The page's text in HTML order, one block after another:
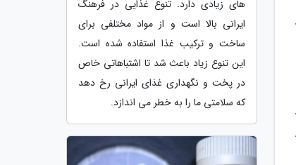
های زیادی دارد. تنوع غذایی در فرهنگ
ایرانی بالا است و از مواد مختلفی برای
ساخت و ترکیب غذا استفاده شده است.
این تنوع زیاد باعث شد تا اشتباهاتی خاص
در پخت و نگهداری غذای ایرانی رخ دهد
که سلامتی ما را به خطر می اندازد.